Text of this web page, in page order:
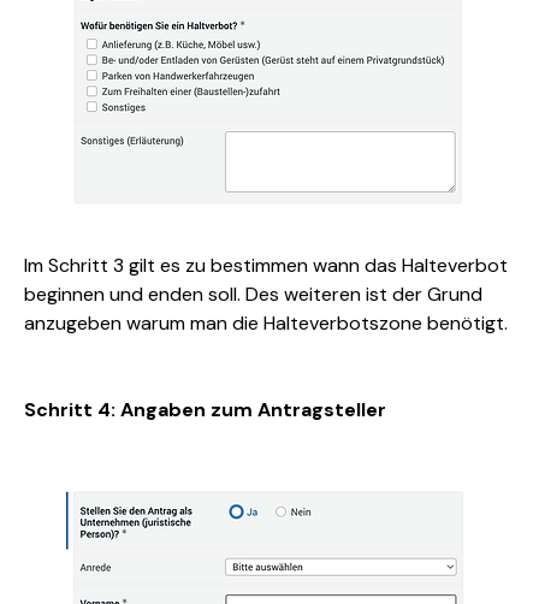
Im Schritt 3 gilt es zu bestimmen wann das Halteverbot
beginnen und enden soll. Des weiteren ist der Grund
anzugeben warum man die Halteverbotszone benötigt.
Schritt 4: Angaben zum Antragsteller